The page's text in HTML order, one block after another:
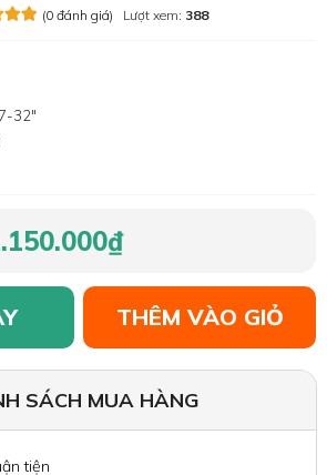
(0 đánh giá) Lượt xem: 388
32"
THÊM VÀO GIỎ
SÁCH MUA HÀNG
tiện